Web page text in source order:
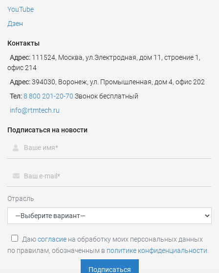
YouTube
Дзен
Контакты
Адрес: 111524, Москва, ул.Электродная, дом 11, строение 1,
офис 214
Адрес:394030, Воронеж, ул. Промышленная, дом 4, офис 202
Тел:8 800 201-20-70 Звонок бесплатный
info@rtmtech.ru
Подписаться на новости
Отрасль
Даюсогласие на обработку моих персональных данных
по правилам, обозначенным в политике конфиденциальности